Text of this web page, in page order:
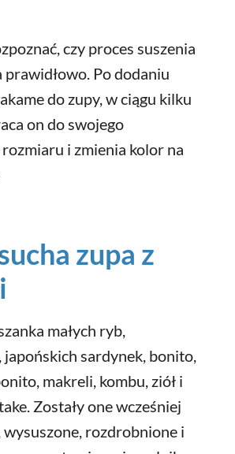
czy proces suszenia
prawidłowo. Po dodaniu
do zupy, w ciągu kilku
on do swojego
i zmienia kolor na
zupa z
małych ryb,
sardynek, bonito,
makreli, kombu, ziół i
Zostały one wcześniej
wysuszone, rozdrobnione i